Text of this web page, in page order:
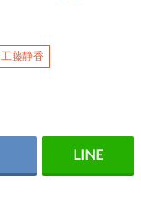
工藤静香